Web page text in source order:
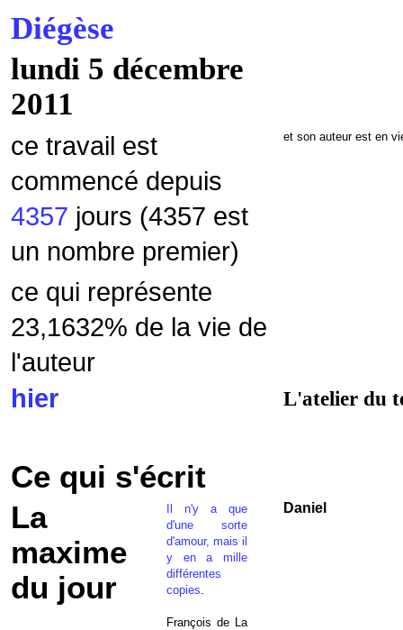
Diégèse
lundi 5 décembre
2011
ce travail est
commencé depuis
4357 jours (4357 est
un nombre premier)
et son auteur est en
ce qui représente
23,1632% de la vie de
l'auteur
hier
L'atelier du
Ce qui s'écrit
La
maxime
du jour
Il n'y a que
d'une sorte
d'amour, mais il
y en a mille
différentes
copies.
François de La
Daniel